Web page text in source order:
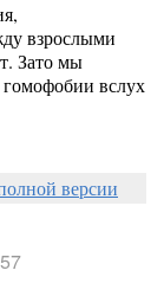
взрослыми
Зато мы
вслух
версии